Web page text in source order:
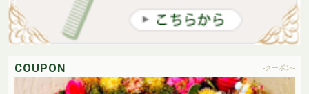
COUPON -クーポン-